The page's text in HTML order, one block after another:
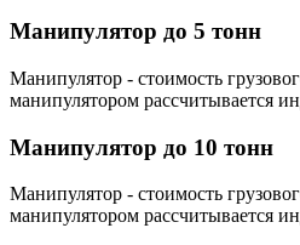
Манипулятор до 5 тонн
Манипулятор - стоимость
манипулятором рассчитывается
Манипулятор до 10 тонн
Манипулятор - стоимость
манипулятором рассчитывается